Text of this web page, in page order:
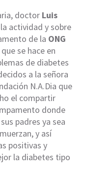
doctor Luis
actividad y sobre
de la ONG
se hace en
de diabetes
a la señora
N.A.Dia que
el compartir
donde
padres ya sea
y así
positivas y
la diabetes tipo